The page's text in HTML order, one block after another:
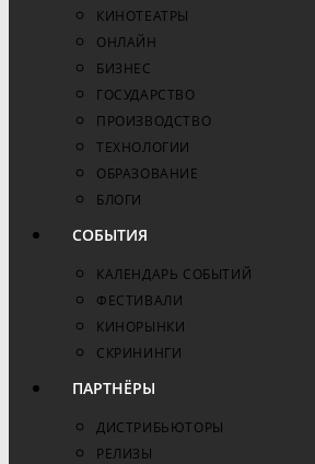
КИНОТЕАТРЫ
ОНЛАЙН
БИЗНЕС
ГОСУДАРСТВО
ПРОИЗВОДСТВО
ТЕХНОЛОГИИ
ОБРАЗОВАНИЕ
БЛОГИ
СОБЫТИЯ
КАЛЕНДАРЬ СОБЫТИЙ
ФЕСТИВАЛИ
КИНОРЫНКИ
СКРИНИНГИ
ПАРТНЁРЫ
ДИСТРИБЬЮТОРЫ
РЕЛИЗЫ